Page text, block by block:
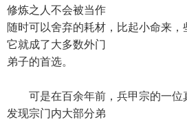
修炼之人不会被当作
随时可以舍弃的耗材，比起小命来
它就成了大多数外门
弟子的首选。
可是在百余年前，兵甲宗的一位
发现宗门内大部分弟